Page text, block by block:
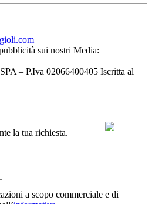
sui nostri Media:
– P.Iva 02066400405 Iscritta al
la tua richiesta.
a scopo commerciale e di